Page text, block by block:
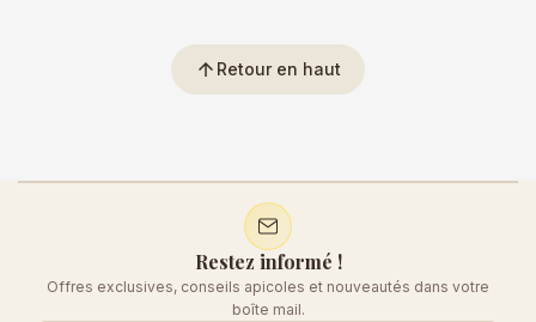
arrow_upward Retour en haut
Restez informé !
Offres exclusives, conseils apicoles et nouveautés dans votre
boîte mail.